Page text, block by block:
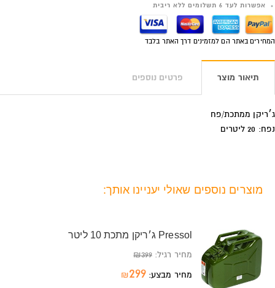
אפשרות לעד 6 תשלומים ללא ריבית
המחירים באתר הם למזמינים דרך האתר בלבד
תיאור מוצר פרטים נוספים
ג׳ריקן ממתכת/פח
נפח: 20 ליטרים
מוצרים נוספים שאולי יעניינו אותך:
ג׳ריקן מתכת 10 ליטר Pressol
מחיר רגיל: ₪399
מחיר מבצע: ₪299